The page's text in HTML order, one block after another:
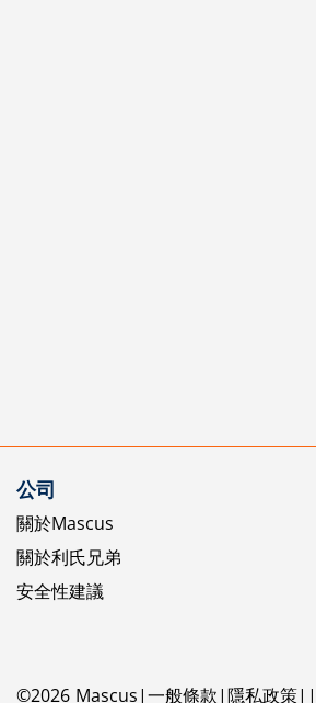
公司
關於Mascus
關於利氏兄弟
安全性建議
©2026 Mascus 一般條款 隱私政策